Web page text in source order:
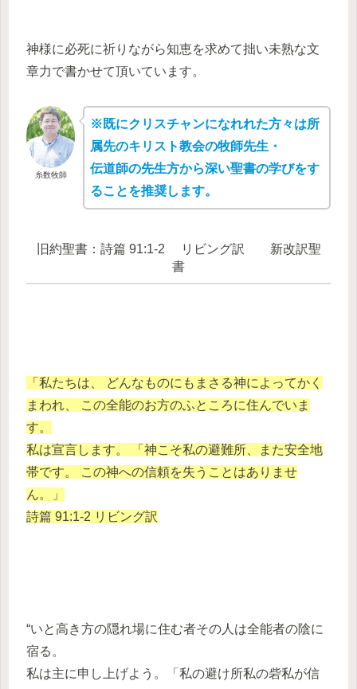
神様に必死に祈りながら知恵を求めて拙い未熟な文
章力で書かせて頂いています。
糸数牧師
※既にクリスチャンになれれた方々は所
属先のキリスト教会の牧師先生・
伝道師の先生方から深い聖書の学びをす
ることを推奨します。
旧約聖書：詩篇 91:1-2 リビング訳 新改訳聖
書
「私たちは、 どんなものにもまさる神によってかく
まわれ、 この全能のお方のふところに住んでいま
す。
私は宣言します。 「神こそ私の避難所、また安全地
帯です。 この神への信頼を失うことはありませ
ん。」
詩篇 91:1-2 リビング訳
“いと高き方の隠れ場に住む者その人は全能者の陰に
宿る。
私は主に申し上げよう。「私の避け所私の砦私が信